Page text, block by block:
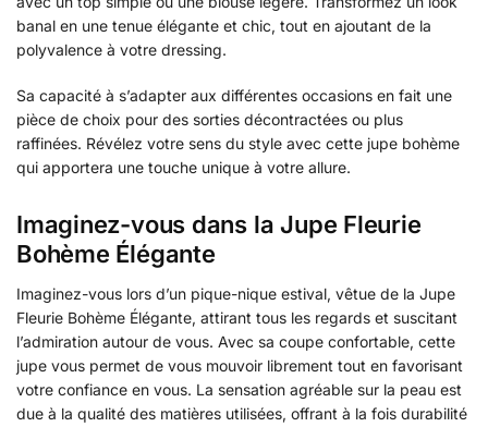
banal en une tenue élégante et chic, tout en ajoutant de la
polyvalence à votre dressing.
Sa capacité à s’adapter aux différentes occasions en fait une
pièce de choix pour des sorties décontractées ou plus
raffinées. Révélez votre sens du style avec cette jupe bohème
qui apportera une touche unique à votre allure.
Imaginez-vous dans la Jupe Fleurie
Bohème Élégante
Imaginez-vous lors d’un pique-nique estival, vêtue de la Jupe
Fleurie Bohème Élégante, attirant tous les regards et suscitant
l’admiration autour de vous. Avec sa coupe confortable, cette
jupe vous permet de vous mouvoir librement tout en favorisant
votre confiance en vous. La sensation agréable sur la peau est
due à la qualité des matières utilisées, offrant à la fois durabilité